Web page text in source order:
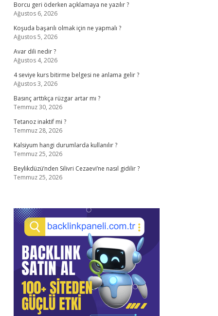
Borcu geri öderken açıklamaya ne yazılır ?
Ağustos 6, 2026
Koşuda başarılı olmak için ne yapmalı ?
Ağustos 5, 2026
Avar dili nedir ?
Ağustos 4, 2026
4 seviye kurs bitirme belgesi ne anlama gelir ?
Ağustos 3, 2026
Basınç arttıkça rüzgar artar mı ?
Temmuz 30, 2026
Tetanoz inaktif mi ?
Temmuz 28, 2026
Kalsiyum hangi durumlarda kullanılır ?
Temmuz 25, 2026
Beylikdüzü’nden Silivri Cezaevi’ne nasıl gidilir ?
Temmuz 25, 2026